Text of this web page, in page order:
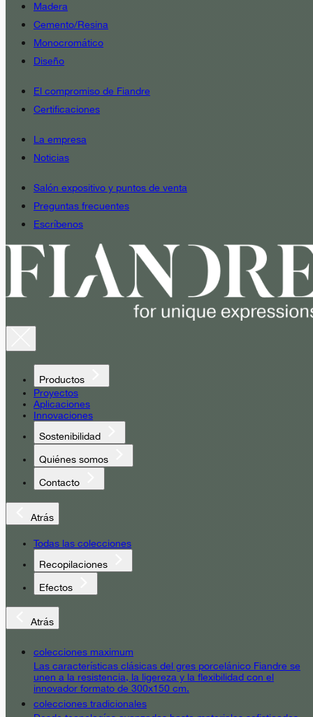
Madera
Cemento/Resina
Monocromático
Diseño
El compromiso de Fiandre
Certificaciones
La empresa
Noticias
Salón expositivo y puntos de venta
Preguntas frecuentes
Escríbenos
Productos
Proyectos
Aplicaciones
Innovaciones
Sostenibilidad
Quiénes somos
Contacto
Atrás
Todas las colecciones
Recopilaciones
Efectos
Atrás
colecciones maximum
Las características clásicas del gres porcelánico Fiandre se
unen a la resistencia, la ligereza y la flexibilidad con el
innovador formato de 300x150 cm.
colecciones tradicionales